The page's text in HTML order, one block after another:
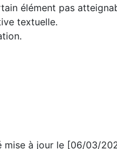
élément pas
textuelle.
à jour le [06/03/